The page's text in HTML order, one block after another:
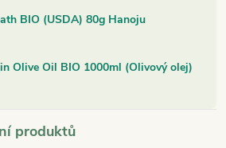
BIO (USDA) 80g Hanoju
Olive Oil BIO 1000ml (Olivový olej)
produktů